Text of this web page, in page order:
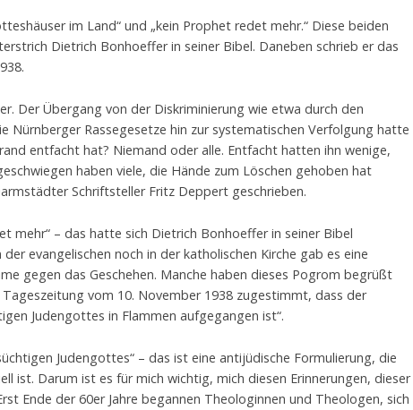
im Land“ und „kein Prophet redet mehr.“ Diese beiden
Dietrich Bonhoeffer in seiner Bibel. Daneben schrieb er das
Der Übergang von der Diskriminierung wie etwa durch den
Nürnberger Rassegesetze hin zur systematischen Verfolgung hatte
entfacht hat? Niemand oder alle. Entfacht hatten ihn wenige,
haben viele, die Hände zum Löschen gehoben hat
Schriftsteller Fritz Deppert geschrieben.
mehr“ – das hatte sich Dietrich Bonhoeffer in seiner Bibel
evangelischen noch in der katholischen Kirche gab es eine
gegen das Geschehen. Manche haben dieses Pogrom begrüßt
vom 10. November 1938 zugestimmt, dass der
Judengottes in Flammen aufgegangen ist“.
Judengottes“ – das ist eine antijüdische Formulierung, die
ist. Darum ist es für mich wichtig, mich diesen Erinnerungen, dieser
Ende der 60er Jahre begannen Theologinnen und Theologen, sich